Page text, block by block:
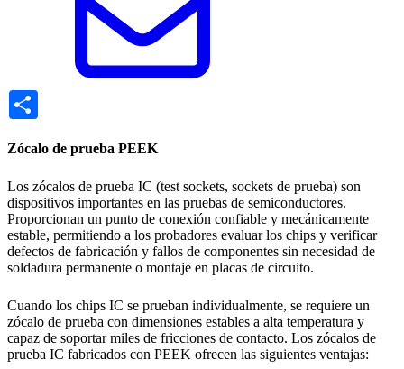
Zócalo de prueba PEEK
Los zócalos de prueba IC (test sockets, sockets de prueba) son
dispositivos importantes en las pruebas de semiconductores.
Proporcionan un punto de conexión confiable y mecánicamente
estable, permitiendo a los probadores evaluar los chips y verificar
defectos de fabricación y fallos de componentes sin necesidad de
soldadura permanente o montaje en placas de circuito.
Cuando los chips IC se prueban individualmente, se requiere un
zócalo de prueba con dimensiones estables a alta temperatura y
capaz de soportar miles de fricciones de contacto. Los zócalos de
prueba IC fabricados con PEEK ofrecen las siguientes ventajas: